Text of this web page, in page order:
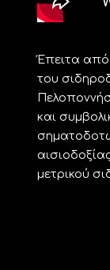
Έπειτα από
του
και
μετρικού